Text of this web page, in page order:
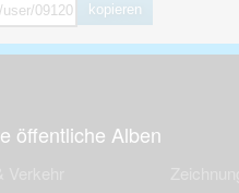
kopieren
öffentliche Alben